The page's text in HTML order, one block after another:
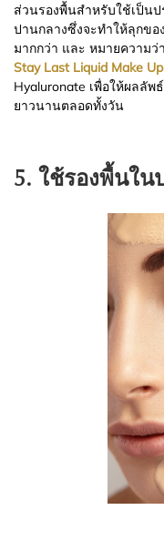
ส่วนรองพื้นสำหรับใช้เป็นป
ปานกลางซึ่งจะทำให้ลุกขอ
มากกว่า และ หมายความ
Stay Last Liquid Make Up
Hyaluronate เพื่อให้ผลลั
ยาวนานตลอดทั้งวัน
5. ใช้รองพื้นใน